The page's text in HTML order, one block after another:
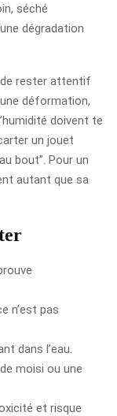
séché
dégradation
de rester attentif
une déformation,
doivent te
un jouet
bout”. Pour un
autant que sa
n’est pas
dans l’eau.
moisi ou une
et risque